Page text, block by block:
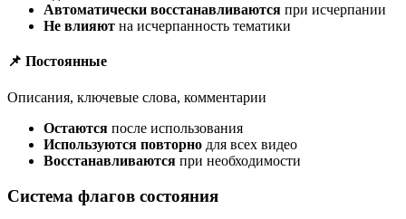
Автоматически восстанавливаются при исчерпании
Не влияют на исчерпанность тематики
📌 Постоянные
Описания, ключевые слова, комментарии
Остаются после использования
Используются повторно для всех видео
Восстанавливаются при необходимости
Система флагов состояния